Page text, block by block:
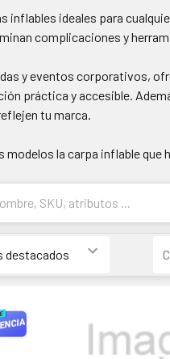
inflables ideales para
complicaciones y
y eventos corporativos,
práctica y accesible.
tu marca.
la carpa inflable que